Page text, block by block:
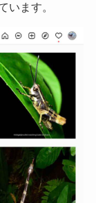
います。